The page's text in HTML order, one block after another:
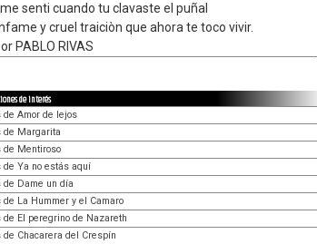
senti cuando tu clavaste el puñal
y cruel traiciòn que ahora te toco vivir.
PABLO RIVAS
de interés
de Amor de lejos
de Margarita
de Mentiroso
de Ya no estás aquí
de Dame un día
de La Hummer y el Camaro
de El peregrino de Nazareth
de Chacarera del Crespín